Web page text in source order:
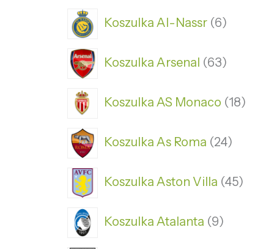
Koszulka Al-Nassr 6
Koszulka Arsenal 63
Koszulka AS Monaco 18
Koszulka As Roma 24
Koszulka Aston Villa 45
Koszulka Atalanta 9